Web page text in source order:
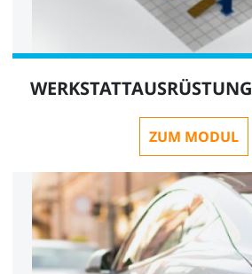
WERKSTATTAUSRÜSTUNG
ZUM MODUL